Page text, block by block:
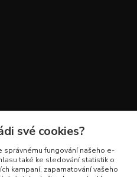
své cookies?
správnému fungování našeho e-
také ke sledování statistik o
kampaní, zapamatování vašeho